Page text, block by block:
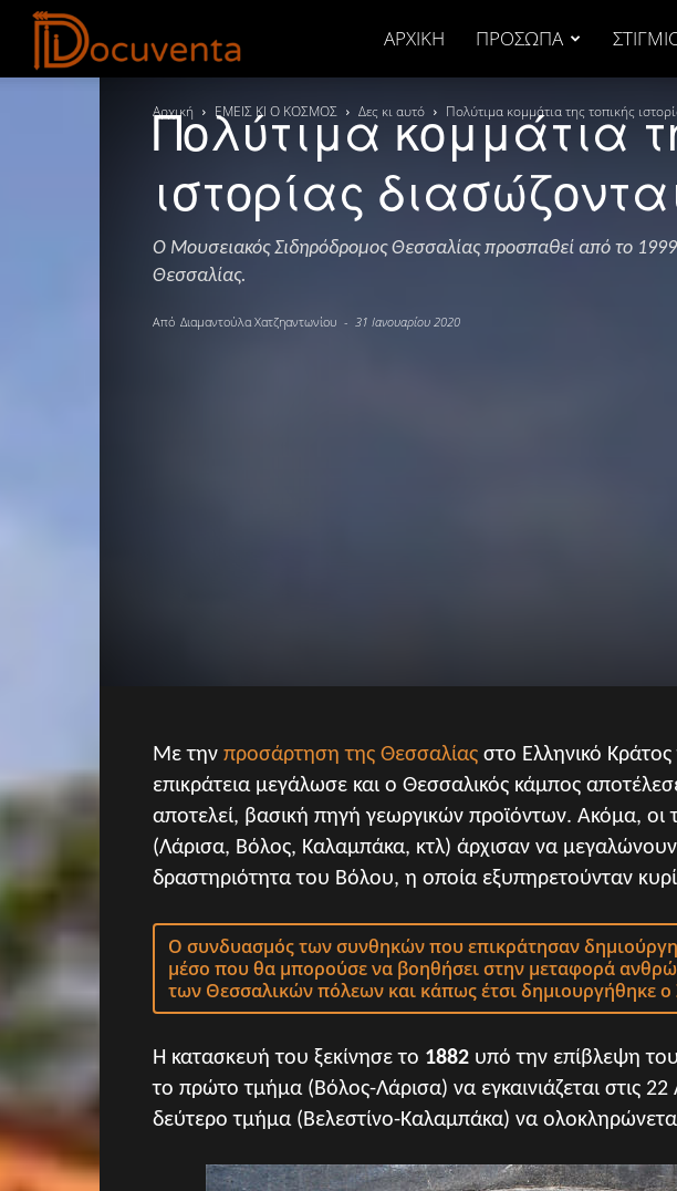
ΑΡΧΙΚΉ ΠΡΟΣΩΠΑ
Αρχική ΕΜΕΙΣ ΚΙ Ο ΚΟΣΜΟΣ Δες κι αυτό Πολύτιμα κομμάτια της τοπικής
Πολύτιμα κομμάτια
ιστορίας
Ο Μουσειακός Σιδηρόδρομος Θεσσαλίας προσπαθεί από το
Θεσσαλίας.
Από Διαμαντούλα Χατζηαντωνίου - 31 Ιανουαρίου 2020
Με την προσάρτηση της Θεσσαλίας στο Ελληνικό Κράτος
επικράτεια μεγάλωσε και ο Θεσσαλικός κάμπος
αποτελεί, βασική πηγή γεωργικών προϊόντων. Ακόμα, οι
(Λάρισα, Βόλος, Καλαμπάκα, κτλ) άρχισαν να
δραστηριότητα του Βόλου, η οποία εξυπηρετούνταν
Ο συνδυασμός των συνθηκών που επικράτησαν
μέσο που θα μπορούσε να βοηθήσει στην μεταφορά
των Θεσσαλικών πόλεων και κάπως έτσι δημιουργήθηκε
Η κατασκευή του ξεκίνησε το 1882 υπό την επίβλεψη του
το πρώτο τμήμα (Βόλος-Λάρισα) να εγκαινιάζεται στις 22
δεύτερο τμήμα (Βελεστίνο-Καλαμπάκα) να